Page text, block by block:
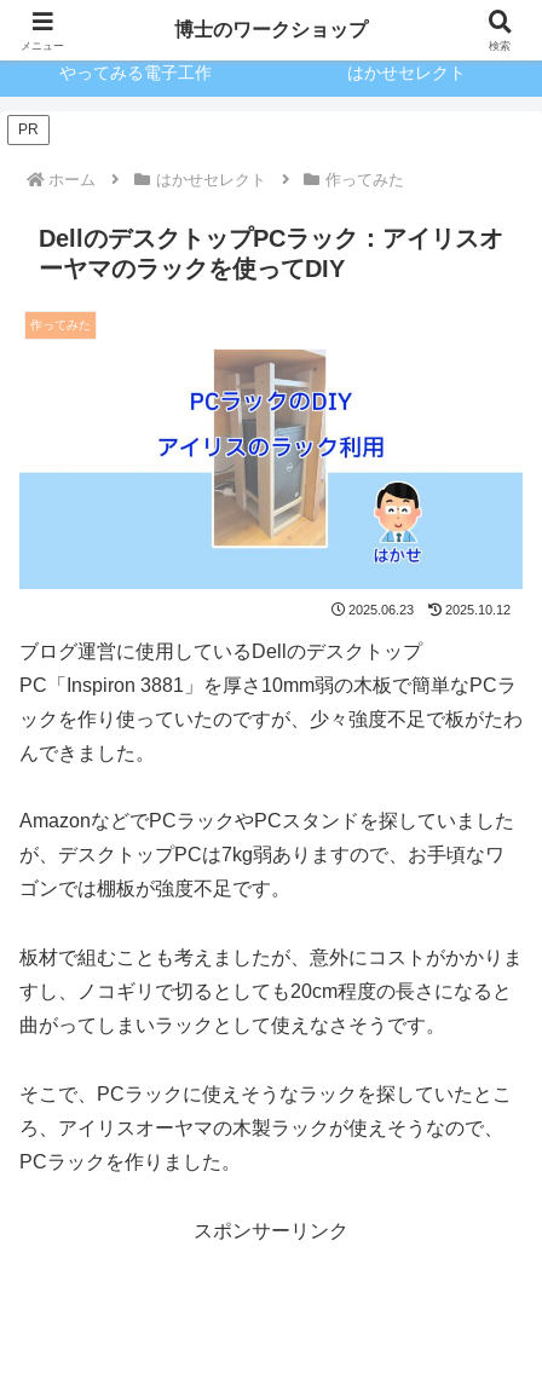
ブログとKindle出版 驚きのガンプラ
やってみる電子工作 はかせセレクト
PR
ホーム はかせセレクト 作ってみた
DellのデスクトップPCラック：アイリスオ
ーヤマのラックを使ってDIY
作ってみた
2025.06.23 2025.10.12
ブログ運営に使用しているDellのデスクトップ
PC「Inspiron 3881」を厚さ10mm弱の木板で簡単なPCラ
ックを作り使っていたのですが、少々強度不足で板がたわ
んできました。
AmazonなどでPCラックやPCスタンドを探していました
が、デスクトップPCは7kg弱ありますので、お手頃なワ
ゴンでは棚板が強度不足です。
板材で組むことも考えましたが、意外にコストがかかりま
すし、ノコギリで切るとしても20cm程度の長さになると
曲がってしまいラックとして使えなさそうです。
そこで、PCラックに使えそうなラックを探していたとこ
ろ、アイリスオーヤマの木製ラックが使えそうなので、
PCラックを作りました。
スポンサーリンク
メニュー
博士のワークショップ
検索